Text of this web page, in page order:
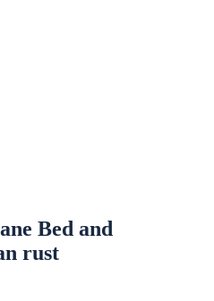
Bed and
rust